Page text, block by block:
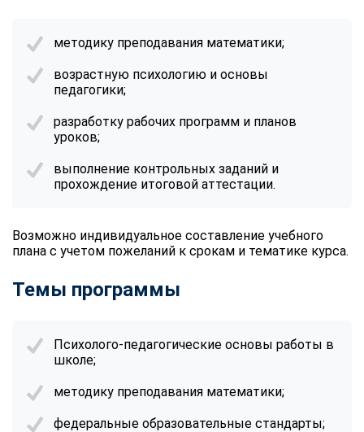
методику преподавания математики;
возрастную психологию и основы
педагогики;
разработку рабочих программ и планов
уроков;
выполнение контрольных заданий и
прохождение итоговой аттестации.
Возможно индивидуальное составление учебного
плана с учетом пожеланий к срокам и тематике курса.
Темы программы
Психолого-педагогические основы работы в
школе;
методику преподавания математики;
федеральные образовательные стандарты;